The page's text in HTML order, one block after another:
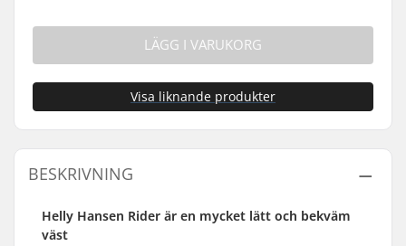
LÄGG I VARUKORG
Visa liknande produkter
BESKRIVNING
Helly Hansen Rider är en mycket lätt och bekväm
väst